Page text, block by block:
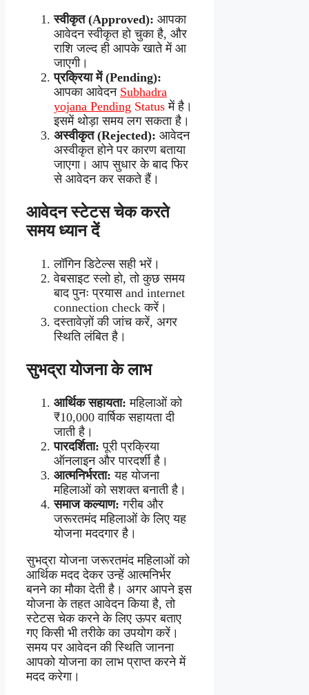
स्वीकृत (Approved): आपका
आवेदन स्वीकृत हो चुका है, और
राशि जल्द ही आपके खाते में आ
जाएगी।
प्रक्रिया में (Pending):
आपका आवेदन Subhadra
yojana Pending Status में है।
इसमें थोड़ा समय लग सकता है।
अस्वीकृत (Rejected): आवेदन
अस्वीकृत होने पर कारण बताया
जाएगा। आप सुधार के बाद फिर
से आवेदन कर सकते हैं।
आवेदन स्टेटस चेक करते
समय ध्यान दें
लॉगिन डिटेल्स सही भरें।
वेबसाइट स्लो हो, तो कुछ समय
बाद पुनः प्रयास and internet
connection check करें।
दस्तावेज़ों की जांच करें, अगर
स्थिति लंबित है।
सुभद्रा योजना के लाभ
आर्थिक सहायता: महिलाओं को
₹10,000 वार्षिक सहायता दी
जाती है।
पारदर्शिता: पूरी प्रक्रिया
ऑनलाइन और पारदर्शी है।
आत्मनिर्भरता: यह योजना
महिलाओं को सशक्त बनाती है।
समाज कल्याण: गरीब और
जरूरतमंद महिलाओं के लिए यह
योजना मददगार है।
सुभद्रा योजना जरूरतमंद महिलाओं को
आर्थिक मदद देकर उन्हें आत्मनिर्भर
बनने का मौका देती है। अगर आपने इस
योजना के तहत आवेदन किया है, तो
स्टेटस चेक करने के लिए ऊपर बताए
गए किसी भी तरीके का उपयोग करें।
समय पर आवेदन की स्थिति जानना
आपको योजना का लाभ प्राप्त करने में
मदद करेगा।